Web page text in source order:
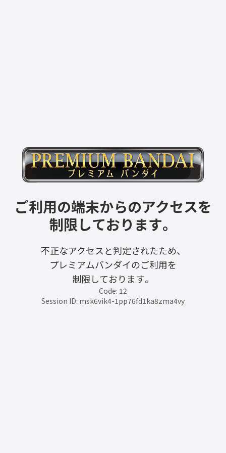
ご利用の端末からのアクセスを
制限しております。
不正なアクセスと判定されたため、
プレミアムバンダイのご利用を
制限しております。
Code: 12
Session ID: msk6vik4-1pp76fd1ka8zma4vy